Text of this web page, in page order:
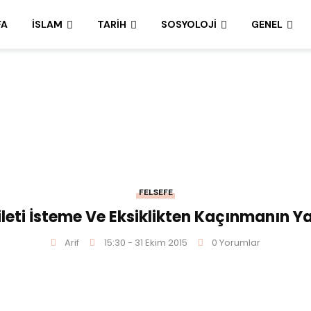
İSLAM TARIH SOSYOLOJI GENEL
FELSEFE
İsteme Ve Eksiklikten Kaçınmanın
Arif 15:30 - 31 Ekim 2015 0 Yorumlar